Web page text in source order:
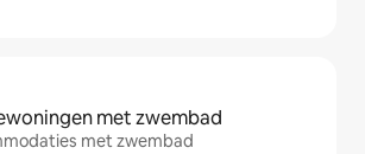
met zwembad
met zwembad